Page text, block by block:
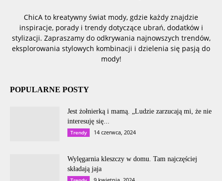
ChicA to kreatywny świat mody, gdzie każdy znajdzie
inspiracje, porady i trendy dotyczące ubrań, dodatków i
stylizacji. Zapraszamy do odkrywania najnowszych trendów,
eksplorowania stylowych kombinacji i dzielenia się pasją do
mody!
POPULARNE POSTY
Jest żołnierką i mamą. „Ludzie zarzucają mi, że nie
interesuję się...
Trendy 14 czerwca, 2024
Wylęgarnia kleszczy w domu. Tam najczęściej
składają jaja